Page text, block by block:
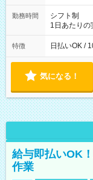
勤務時間
シフト制
1日あたりの
12時～21時
特徴 日払いOK /
気になる！
給与即払いOK
作業